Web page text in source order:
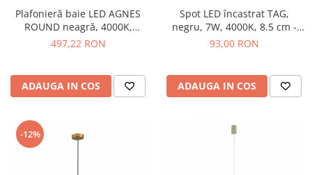
Plafonieră baie LED AGNES
ROUND neagră, 4000K,
diametru 49 cm
497,22 RON
ADAUGA IN COS
Spot LED încastrat TAG,
negru, 7W, 4000K, 8.5 cm -
IDEAL LUX
93,00 RON
ADAUGA IN COS
-12%